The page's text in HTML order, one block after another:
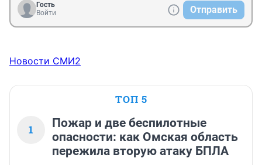
Гость
Войти
Отправить
Новости СМИ2
ТОП 5
1
Пожар и две беспилотные
опасности: как Омская область
пережила вторую атаку БПЛА